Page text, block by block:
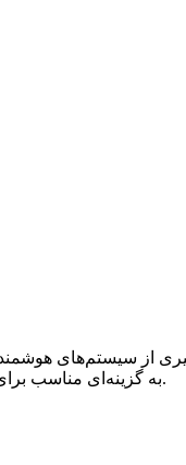
به گزینه‌ای مناسب برای کاربران روزمره، دانشجویان و افرادی تبدیل می‌کند که به دنبال گوشی‌ای با عمر باتری طولانی و بدون نیاز به شارژ مکرر هستند.